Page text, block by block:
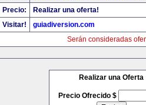
Precio:
Realizar una oferta!
Visitar!
guiadiversion.com
Serán consideradas
Realizar una Oferta
Precio Ofrecido $